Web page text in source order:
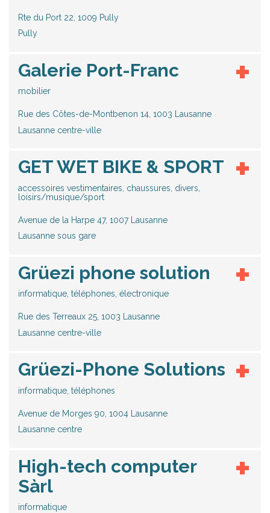
Rte du Port 22, 1009 Pully
Pully
Galerie Port-Franc
mobilier
Rue des Côtes-de-Montbenon 14, 1003 Lausanne
Lausanne centre-ville
GET WET BIKE & SPORT
accessoires vestimentaires, chaussures, divers,
loisirs/musique/sport
Avenue de la Harpe 47, 1007 Lausanne
Lausanne sous gare
Grüezi phone solution
informatique, téléphones, électronique
Rue des Terreaux 25, 1003 Lausanne
Lausanne centre-ville
Grüezi-Phone Solutions
informatique, téléphones
Avenue de Morges 90, 1004 Lausanne
Lausanne centre
High-tech computer
Sàrl
informatique